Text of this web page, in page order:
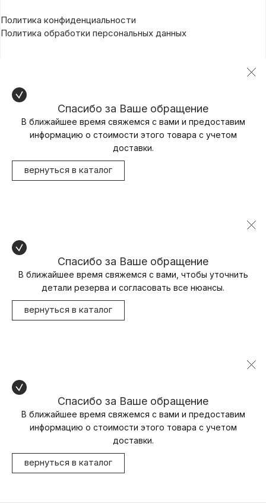
Политика конфиденциальности
Политика обработки персональных данных
Спасибо за Ваше обращение
В ближайшее время свяжемся с вами и предоставим
информацию о стоимости этого товара с учетом
доставки.
вернуться в каталог
Спасибо за Ваше обращение
В ближайшее время свяжемся с вами, чтобы уточнить
детали резерва и согласовать все нюансы.
вернуться в каталог
Спасибо за Ваше обращение
В ближайшее время свяжемся с вами и предоставим
информацию о стоимости этого товара с учетом
доставки.
вернуться в каталог